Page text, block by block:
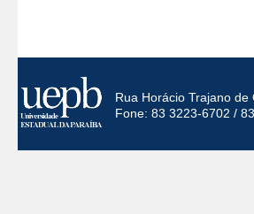
Rua Horácio Trajano
Fone: 83 3223-6702 /